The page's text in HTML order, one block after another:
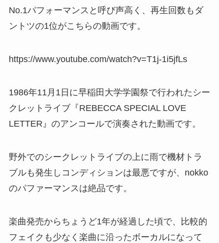
No.1パフォーマンスと呼び声高く、再生回数もダ
ントツの1位がこちらの動画です。
https://www.youtube.com/watch?v=T1j-1i5jfLs
1986年11月1日に早稲田大学学園祭で行われたシー
クレットライブ『REBECCA SPECIAL LOVE
LETTER』のアンコールで演奏された動画です。
野外でのシークレットライブの上に雨で機材トラ
ブルも発生しコンディションは最悪ですが、nokko
のパファーマンスは絶品です。
楽曲発売からちょうど1年が経過した頃で、比較的
フェイクも少なく楽曲に沿ったボーカルになって